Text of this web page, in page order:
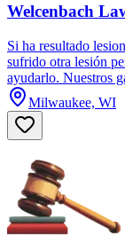
Welcenbach
Si ha resultado
sufrido otra lesión
ayudarlo. Nuestros
Milwaukee, WI